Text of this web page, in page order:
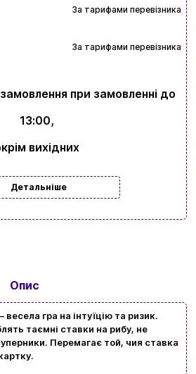
За тарифами перевізника
За тарифами перевізника
при замовленні до
13:00,
вихідних
Детальніше
Опис
гра на інтуїцію та ризик.
таємні ставки на рибу, не
Перемагає той, чия ставка
Реєстрація
та статті
та обмін товарів
конфіденційності
зараз порожній